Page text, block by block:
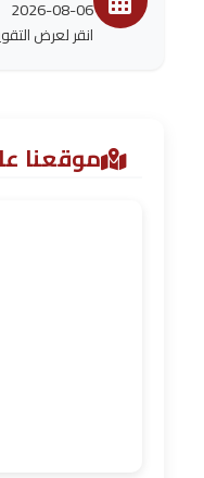
2026-08-06
انقر لعرض
موقعنا